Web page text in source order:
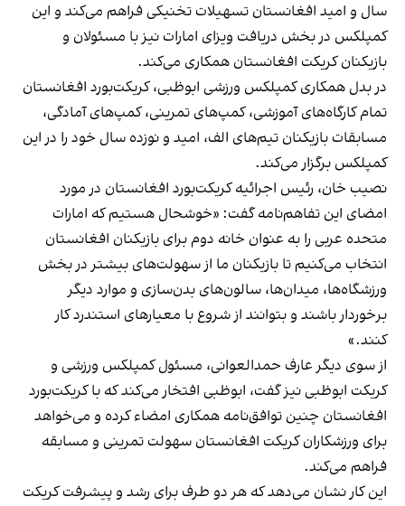
سال و امید افغانستان تسهیلات تخنیکی فراهم می‌کند و این
کمپلکس در بخش دریافت ویزای امارات نیز با مسئولان و
بازیکنان کریکت افغانستان همکاری می‌کند.
در بدل همکاری کمپلکس ورزشی ابوظبی، کریکت‌بورد افغانستان
تمام کارگاه‌های آموزشی، کمپ‌های تمرینی، کمپ‌های آمادگی،
مسابقات بازیکنان تیم‌های الف، امید و نوزده سال خود را در این
کمپلکس برگزار می‌کند.
نصیب خان، رئیس اجرائیه کریکت‌بورد افغانستان در مورد
امضای این تفاهم‌نامه گفت: «خوشحال هستیم که امارات
متحده عربی را به عنوان خانه دوم برای بازیکنان افغانستان
انتخاب می‌کنیم تا بازیکنان ما از سهولت‌های بیشتر در بخش‌
ورزشگاه‌ها، میدان‌ها، سالون‌های بدن‌سازی و موارد دیگر
برخوردار باشند و بتوانند از شروع با معیارهای استندرد کار
کنند.»
از سوی دیگر عارف حمدالعوانی، مسئول کمپلکس ورزشی و
کریکت ابوظبی نیز گفت، ابوظبی افتخار می‌کند که با کریکت‌بورد
افغانستان چنین توافق‌نامه همکاری امضاء کرده و می‌خواهد
برای ورزشکاران کریکت افغانستان سهولت تمرینی و مسابقه
فراهم می‌کند.
این کار نشان می‌دهد که هر دو طرف برای رشد و پیشرفت کریکت